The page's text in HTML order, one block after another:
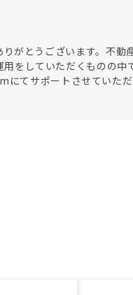
がとうございます。不
をしていただくものの
てサポートさせていた